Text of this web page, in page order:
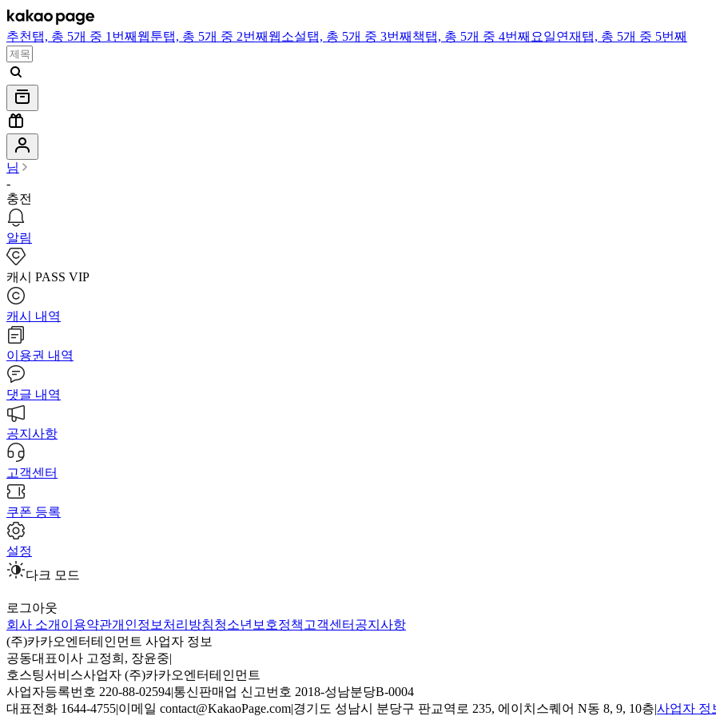
추천 탭, 총 5개 중 1번째 웹툰탭, 총 5개 중 2번째 웹소설탭, 총 5개 중 3번째 책탭, 총 5개 중 4번째 요일연재 탭, 총 5개 중 5번째
님
-
충전
알림
캐시 PASS VIP
캐시 내역
이용권 내역
댓글 내역
공지사항
고객센터
쿠폰 등록
설정
다크 모드
로그아웃
회사 소개 이용약관개인정보처리방침청소년보호정책 고객센터 공지사항
(주)카카오엔터테인먼트 사업자 정보
공동대표이사 고정희, 장윤중|
호스팅서비스사업자 (주)카카오엔터테인먼트
사업자등록번호 220-88-02594|통신판매업 신고번호 2018-성남분당B-0004
대표전화 1644-4755|이메일 contact@KakaoPage.com|경기도 성남시 분당구 판교역로 235, 에이치스퀘어 N동 8, 9, 10층|사업자 정